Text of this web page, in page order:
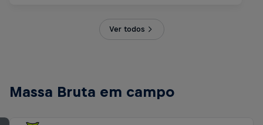
Ver todos
Massa Bruta em campo